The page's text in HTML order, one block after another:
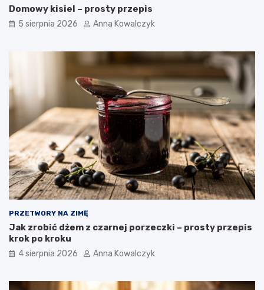
Domowy kisiel – prosty przepis
5 sierpnia 2026 Anna Kowalczyk
PRZETWORY NA ZIMĘ
Jak zrobić dżem z czarnej porzeczki – prosty przepis
krok po kroku
4 sierpnia 2026 Anna Kowalczyk